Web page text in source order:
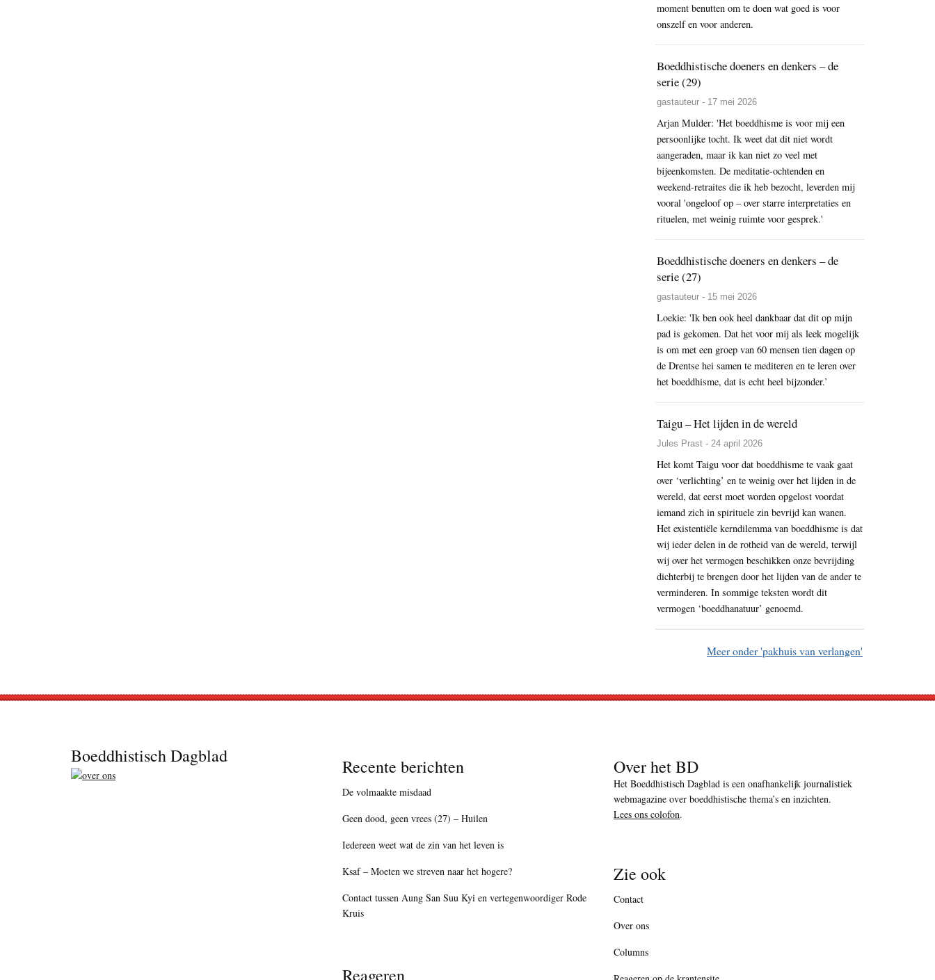
moment benutten om te doen wat goed is voor
onszelf en voor anderen.
Boeddhistische doeners en denkers – de
serie (29)
gastauteur - 17 mei 2026
Arjan Mulder: 'Het boeddhisme is voor mij een
persoonlijke tocht. Ik weet dat dit niet wordt
aangeraden, maar ik kan niet zo veel met
bijeenkomsten. De meditatie-ochtenden en
weekend-retraites die ik heb bezocht, leverden mij
vooral 'ongeloof op – over starre interpretaties en
rituelen, met weinig ruimte voor gesprek.'
Boeddhistische doeners en denkers – de
serie (27)
gastauteur - 15 mei 2026
Loekie: 'Ik ben ook heel dankbaar dat dit op mijn
pad is gekomen. Dat het voor mij als leek mogelijk
is om met een groep van 60 mensen tien dagen op
de Drentse hei samen te mediteren en te leren over
het boeddhisme, dat is echt heel bijzonder.’
Taigu – Het lijden in de wereld
Jules Prast - 24 april 2026
Het komt Taigu voor dat boeddhisme te vaak gaat
over ‘verlichting’ en te weinig over het lijden in de
wereld, dat eerst moet worden opgelost voordat
iemand zich in spirituele zin bevrijd kan wanen.
Het existentiële kerndilemma van boeddhisme is dat
wij ieder delen in de rotheid van de wereld, terwijl
wij over het vermogen beschikken onze bevrijding
dichterbij te brengen door het lijden van de ander te
verminderen. In sommige teksten wordt dit
vermogen ‘boeddhanatuur’ genoemd.
Meer onder 'pakhuis van verlangen'
Boeddhistisch Dagblad Recente berichten
De volmaakte misdaad
Geen dood, geen vrees (27) – Huilen
Iedereen weet wat de zin van het leven is
Ksaf – Moeten we streven naar het hogere?
Contact tussen Aung San Suu Kyi en vertegenwoordiger Rode
Kruis
Reageren
Over het BD
Het Boeddhistisch Dagblad is een onafhankelijk journalistiek
webmagazine over boeddhistische thema’s en inzichten.
Lees ons colofon.
Zie ook
Contact
Over ons
Columns